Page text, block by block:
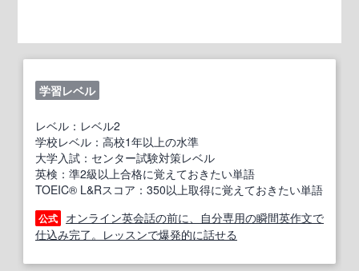
学習レベル
レベル：レベル2
学校レベル：高校1年以上の水準
大学入試：センター試験対策レベル
英検：準2級以上合格に覚えておきたい単語
TOEIC® L&Rスコア：350以上取得に覚えておきたい単語
公式
オンライン英会話の前に、自分専用の瞬間英作文で
仕込み完了。レッスンで爆発的に話せる